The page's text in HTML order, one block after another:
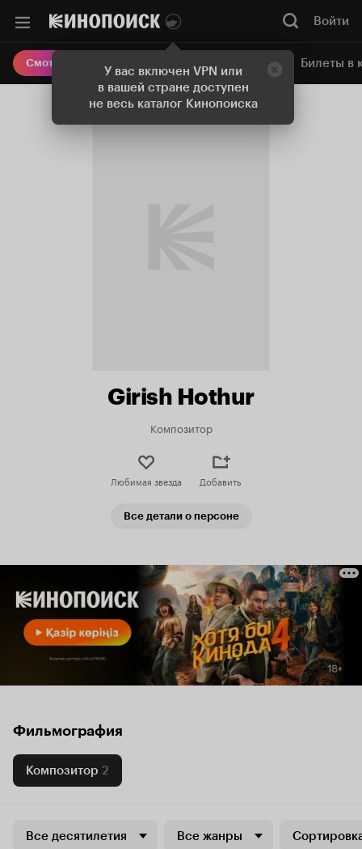
У вас включен VPN или
в вашей стране доступен
не весь каталог Кинопоиска
Войти
Смотреть кино Онлайн-кинотеатр Билеты в
Girish Hothur
Композитор
Любимая звезда Добавить
Все детали о персоне
Фильмография
Композитор 2
Все десятилетия Все жанры